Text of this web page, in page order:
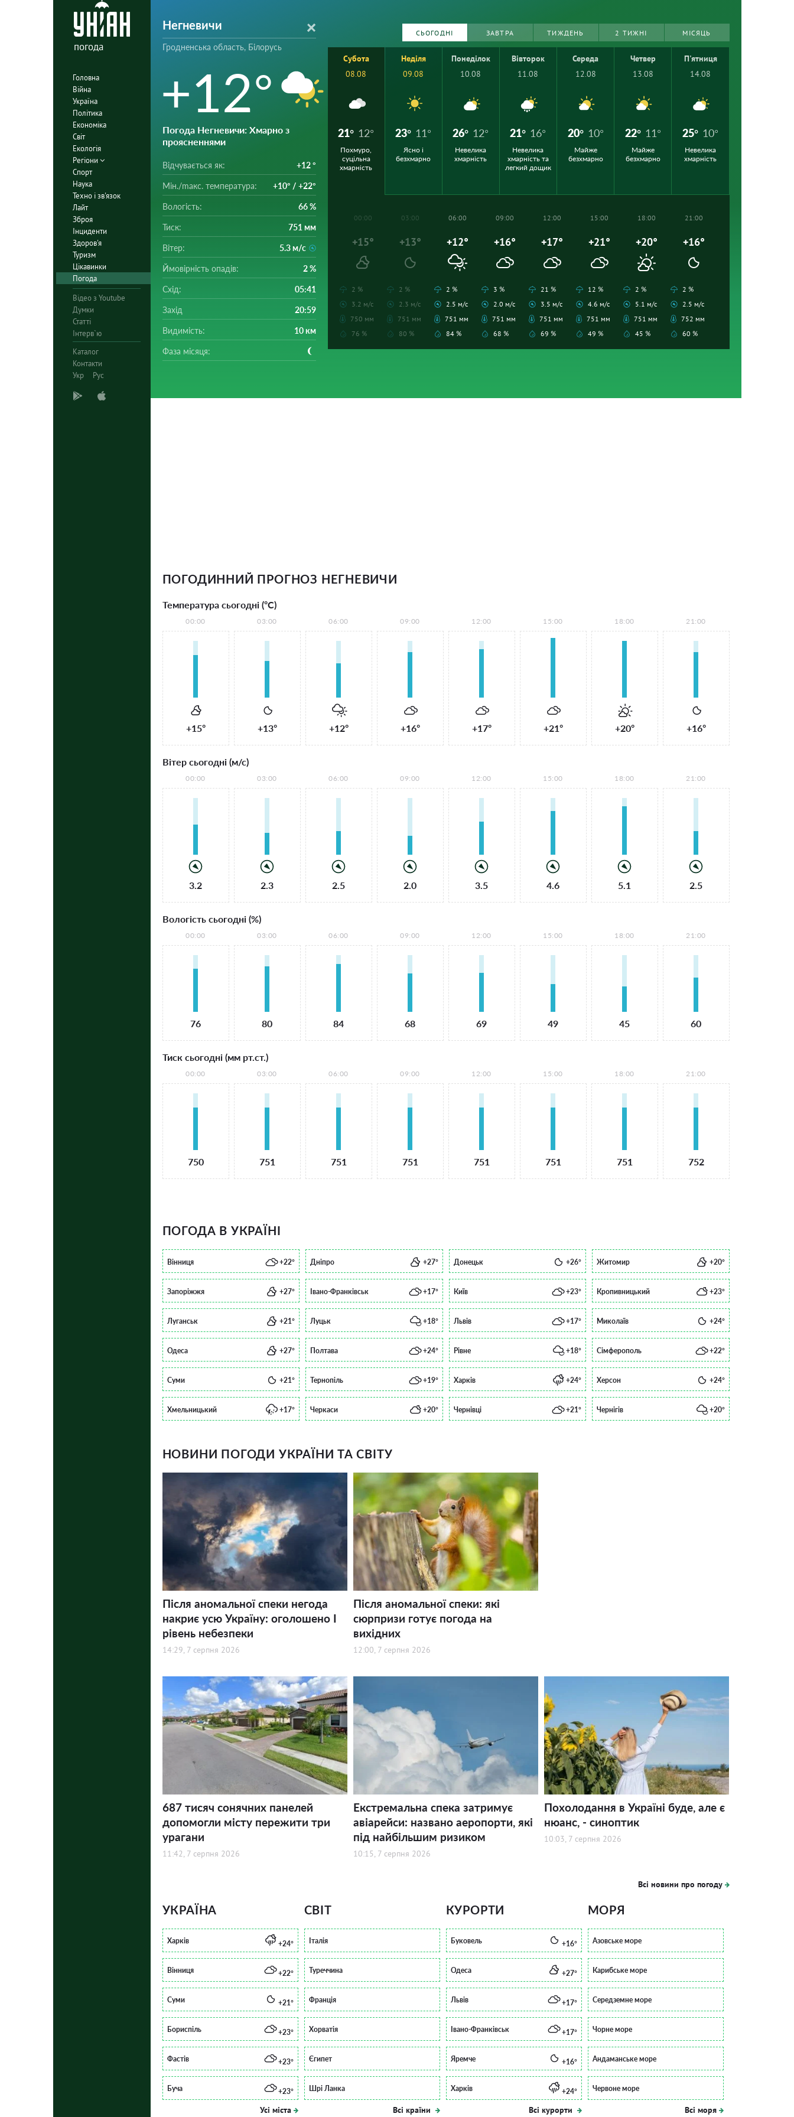
погода
Головна
Війна
Україна
Політика
Економіка
Світ
Екологія
Регіони
Спорт
Наука
Техно і зв'язок
Лайт
Зброя
Інциденти
Здоров'я
Туризм
Цікавинки
Погода
Відео з Youtube
Думки
Статті
Інтерв`ю
Каталог
Контакти
Укр
Рус
Негневичи
Гродненська область, Білорусь
+12°
Погода Негневичи: Хмарно з
проясненнями
Відчувається як: +12 °
Мін./mакс. температура: +10° / +22°
Вологість: 66 %
Тиск: 751 мм
Вітер: 5.3 м/с
Ймовірність опадів: 2 %
Схід: 05:41
Захід 20:59
Видимість: 10 км
Фаза місяця:
СЬОГОДНІ ЗАВТРА ТИЖДЕНЬ 2 ТИЖНІ МІСЯЦЬ
Субота
08.08
21° 12°
Похмуро,
суцільна
хмарність
Неділя
09.08
23° 11°
Ясно і
безхмарно
Понеділок
10.08
26° 12°
Невелика
хмарність
Вівторок
11.08
21° 16°
Невелика
хмарність та
легкий дощик
Середа
12.08
20° 10°
Майже
безхмарно
Четвер
13.08
22° 11°
Майже
безхмарно
П'ятниця
14.08
25° 10°
Невелика
хмарність
00:00
+15°
2 %
3.2 м/с
750 мм
76 %
03:00
+13°
2 %
2.3 м/с
751 мм
80 %
06:00
+12°
2 %
2.5 м/с
751 мм
84 %
09:00
+16°
3 %
2.0 м/с
751 мм
68 %
12:00
+17°
21 %
3.5 м/с
751 мм
69 %
15:00
+21°
12 %
4.6 м/с
751 мм
49 %
18:00
+20°
2 %
5.1 м/с
751 мм
45 %
21:00
+16°
2 %
2.5 м/с
752 мм
60 %
ПОГОДИННИЙ ПРОГНОЗ НЕГНЕВИЧИ
Температура сьогодні (°С)
00:00
+15°
03:00
+13°
06:00
+12°
09:00
+16°
12:00
+17°
15:00
+21°
18:00
+20°
21:00
+16°
Вітер сьогодні (м/с)
00:00
3.2
03:00
2.3
06:00
2.5
09:00
2.0
12:00
3.5
15:00
4.6
18:00
5.1
21:00
2.5
Вологість сьогодні (%)
00:00
76
03:00
80
06:00
84
09:00
68
12:00
69
15:00
49
18:00
45
21:00
60
Тиск сьогодні (мм рт.ст.)
00:00
750
03:00
751
06:00
751
09:00
751
12:00
751
15:00
751
18:00
751
21:00
752
ПОГОДА В УКРАЇНІ
Вінниця +22° Дніпро +27° Донецьк +26° Житомир +20°
Запоріжжя +27° Івано-Франківськ +17° Київ +23° Кропивницький +23°
Луганськ +21° Луцьк +18° Львів +17° Миколаїв +24°
Одеса +27° Полтава +24° Рівне +18° Сімферополь +22°
Суми +21° Тернопіль +19° Харків +24° Херсон +24°
Хмельницький +17° Черкаси +20° Чернівці +21° Чернігів +20°
НОВИНИ ПОГОДИ УКРАЇНИ ТА СВІТУ
Після аномальної спеки негода
накриє усю Україну: оголошено І
рівень небезпеки
14:29, 7 серпня 2026
Після аномальної спеки: які
сюрпризи готує погода на
вихідних
12:00, 7 серпня 2026
687 тисяч сонячних панелей
допомогли місту пережити три
урагани
11:42, 7 серпня 2026
Екстремальна спека затримує
авіарейси: названо аеропорти, які
під найбільшим ризиком
10:15, 7 серпня 2026
Похолодання в Україні буде, але є
нюанс, - синоптик
10:03, 7 серпня 2026
Всі новини про погоду
УКРАЇНА
Харків +24°
Вінниця +22°
Суми +21°
Бориспіль +23°
Фастів +23°
Буча +23°
Усі міста
СВІТ
Італія
Туреччина
Франція
Хорватія
Єгипет
Шрі Ланка
Всі країни
КУРОРТИ
Буковель +16°
Одеса +27°
Львів +17°
Івано-Франківськ +17°
Яремче +16°
Харків +24°
Всі курорти
МОРЯ
Азовське море
Карибське море
Середземне море
Чорне море
Андаманське море
Червоне море
Всі моря